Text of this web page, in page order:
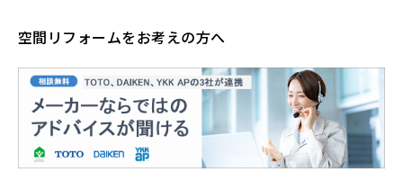
空間リフォームをお考えの方へ